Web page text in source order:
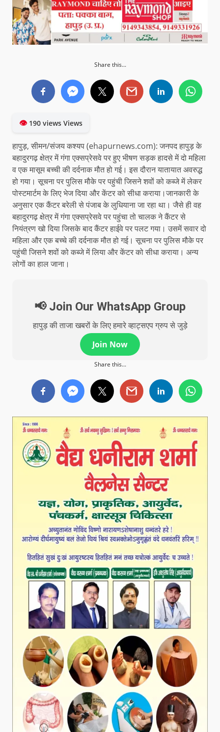
Share this...
👁190 views Views
हापुड़, सीमन/संजय कश्यप (ehapurnews.com): जनपद हापुड़ के
बहादुरगढ़ क्षेत्र में गंगा एक्सप्रेसवे पर हुए भीषण सड़क हादसे में दो महिला
व एक मासूम बच्ची की दर्दनाक मौत हो गई। इस दौरान यातायात अवरुद्ध
हो गया। सूचना पर पुलिस मौके पर पहुंची जिसने शवों को कब्जे में लेकर
पोस्टमार्टम के लिए भेज दिया और केंटर को सीधा कराया।जानकारी के
अनुसार एक कैंटर बरेली से पंजाब के लुधियाना जा रहा था। जैसे ही वह
बहादुरगढ़ क्षेत्र में गंगा एक्सप्रेसवे पर पहुंचा तो चालक ने कैंटर से
नियंत्रण खो दिया जिसके बाद कैंटर हाईवे पर पलट गया। उसमें सवार दो
महिला और एक बच्चे की दर्दनाक मौत हो गई। सूचना पर पुलिस मौके पर
पहुंची जिसने शवों को कब्जे में लिया और केंटर को सीधा कराया। अन्य
लोगों का हाल जाना।
📢 Join Our WhatsApp Group
हापुड़ की ताजा खबरों के लिए हमारे व्हाट्सएप ग्रुप से जुड़े
Join Now
Share this...